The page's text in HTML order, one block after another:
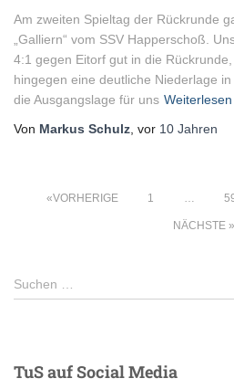
Am zweiten Spieltag der Rückrunde
„Galliern“ vom SSV Happerschoß.
4:1 gegen Eitorf gut in die
hingegen eine deutliche Niederlage
die Ausgangslage für uns Weiterlesen
Von Markus Schulz , vor 10 Jahren
Beiträge
VORHERIGE 1 …
NÄCHSTE
S
u
n
Suchen …
TuS auf Social Media